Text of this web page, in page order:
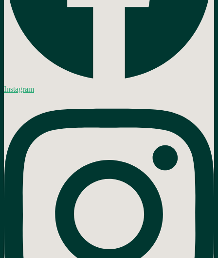
Instagram